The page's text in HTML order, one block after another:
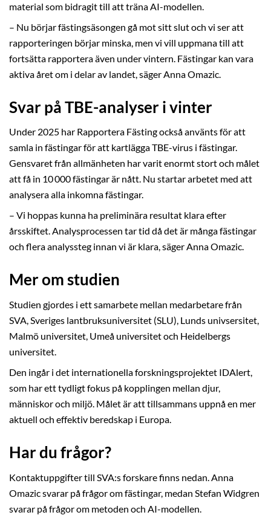
material som bidragit till att träna AI-modellen.
– Nu börjar fästingsäsongen gå mot sitt slut och vi ser att
rapporteringen börjar minska, men vi vill uppmana till att
fortsätta rapportera även under vintern. Fästingar kan vara
aktiva året om i delar av landet, säger Anna Omazic.
Svar på TBE-analyser i vinter
Under 2025 har Rapportera Fästing också använts för att
samla in fästingar för att kartlägga TBE-virus i fästingar.
Gensvaret från allmänheten har varit enormt stort och målet
att få in 10 000 fästingar är nått. Nu startar arbetet med att
analysera alla inkomna fästingar.
– Vi hoppas kunna ha preliminära resultat klara efter
årsskiftet. Analysprocessen tar tid då det är många fästingar
och flera analyssteg innan vi är klara, säger Anna Omazic.
Mer om studien
Studien gjordes i ett samarbete mellan medarbetare från
SVA, Sveriges lantbruksuniversitet (SLU), Lunds univsersitet,
Malmö universitet, Umeå universitet och Heidelbergs
universitet.
Den ingår i det internationella forskningsprojektet IDAlert,
som har ett tydligt fokus på kopplingen mellan djur,
människor och miljö. Målet är att tillsammans uppnå en mer
aktuell och effektiv beredskap i Europa.
Har du frågor?
Kontaktuppgifter till SVA:s forskare finns nedan. Anna
Omazic svarar på frågor om fästingar, medan Stefan Widgren
svarar på frågor om metoden och AI-modellen.